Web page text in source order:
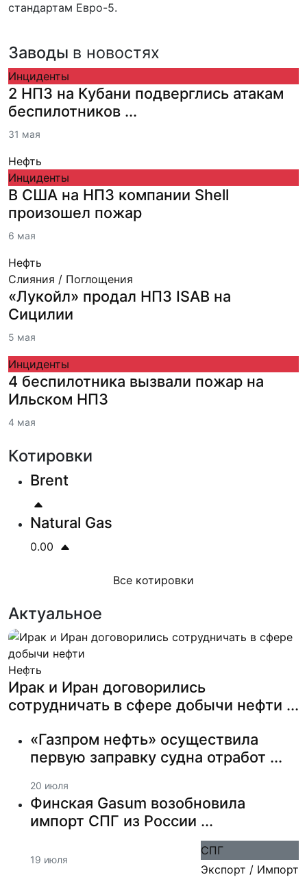
стандартам Евро-5.
Заводы в новостях
Инциденты
2 НПЗ на Кубани подверглись атакам
беспилотников ...
31 мая
Нефть
Инциденты
В США на НПЗ компании Shell
произошел пожар
6 мая
Нефть
Слияния / Поглощения
«Лукойл» продал НПЗ ISAB на
Сицилии
5 мая
Инциденты
4 беспилотника вызвали пожар на
Ильском НПЗ
4 мая
Котировки
Brent
Natural Gas
0.00
Все котировки
Актуальное
Нефть
Ирак и Иран договорились
сотрудничать в сфере добычи нефти ...
Previous
«Газпром нефть» осуществила
первую заправку судна отработ ...
20 июля
Финская Gasum возобновила
импорт СПГ из России ...
19 июля
СПГ
Экспорт / Импорт